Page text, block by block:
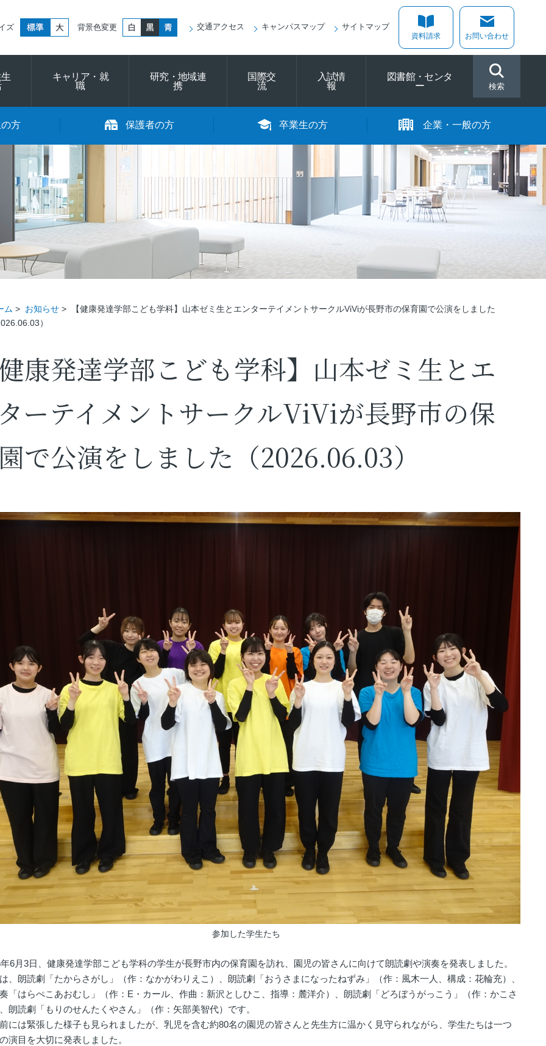
ズ 背景色変更 交通アクセス キャンパスマップ サイトマップ
資料請求 お問い合わせ
検索
キャリア・就
職
研究・地域連
携
国際交
流
入試情
報
図書館・センタ
ー
方 保護者の方 卒業生の方 企業・一般の方
ム > お知らせ >
【健康発達学部こども学科】山本ゼミ生とエンターテイメントサークルViViが長野市の保育園で公演をしました
）
康発達学部こども学科】山本ゼミ生とエ
ーテイメントサークルViViが長野市の保
で公演をしました（2026.06.03）
参加した学生たち
月3日、健康発達学部こども学科の学生が長野市内の保育園を訪れ、園児の皆さんに向けて朗読劇や演奏を発表しました。
朗読劇「たからさがし」（作：なかがわりえこ）、朗読劇「おうさまになったねずみ」（作：風木一人、構成：花輪充）、
「はらぺこあおむし」（作：E・カール、作曲：新沢としひこ、指導：麓洋介）、朗読劇「どろぼうがっこう」（作：かこさ
朗読劇「もりのせんたくやさん」（作：矢部美智代）です。
は緊張した様子も見られましたが、乳児を含む約80名の園児の皆さんと先生方に温かく見守られながら、学生たちは一つ
演目を大切に発表しました。